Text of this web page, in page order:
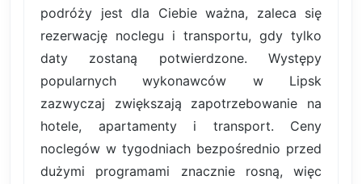
podróży jest dla Ciebie ważna, zaleca się
rezerwację noclegu i transportu, gdy tylko
daty zostaną potwierdzone. Występy
popularnych wykonawców w Lipsk
zazwyczaj zwiększają zapotrzebowanie na
hotele, apartamenty i transport. Ceny
noclegów w tygodniach bezpośrednio przed
dużymi programami znacznie rosną, więc